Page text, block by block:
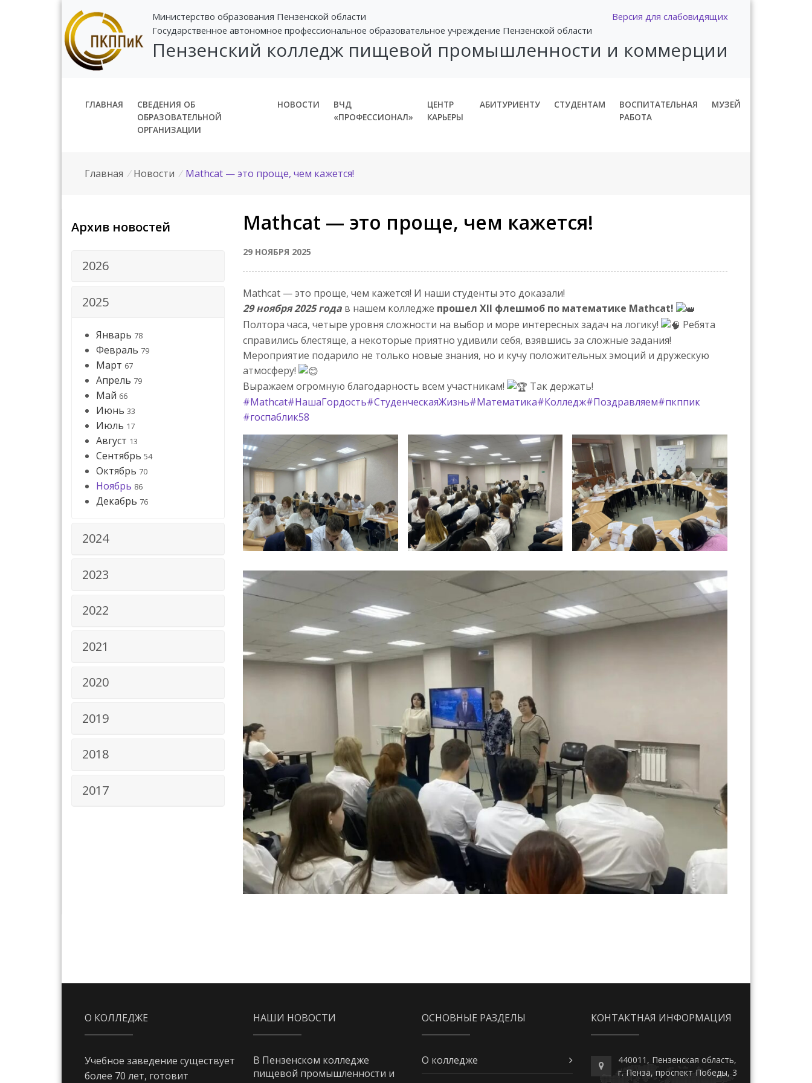
Версия для слабовидящих
Министерство образования Пензенской области
Государственное автономное профессиональное образовательное учреждение Пензенской области
Пензенский колледж пищевой промышленности и коммерции
ГЛАВНАЯ
СВЕДЕНИЯ ОБ
ОБРАЗОВАТЕЛЬНОЙ
ОРГАНИЗАЦИИ
НОВОСТИ
ВЧД
«ПРОФЕССИОНАЛ»
ЦЕНТР
КАРЬЕРЫ
АБИТУРИЕНТУ СТУДЕНТАМ
ВОСПИТАТЕЛЬНАЯ
РАБОТА
МУЗЕЙ
Главная / Новости / Mathcat — это проще, чем кажется!
Архив новостей
2026
2025
Январь 78
Февраль 79
Март 67
Апрель 79
Май 66
Июнь 33
Июль 17
Август 13
Сентябрь 54
Октябрь 70
Ноябрь 86
Декабрь 76
2024
2023
2022
2021
2020
2019
2018
2017
Mathcat — это проще, чем кажется!
29 НОЯБРЯ 2025
Mathcat — это проще, чем кажется! И наши студенты это доказали!
29 ноября 2025 года в нашем колледже прошел XII флешмоб по математике Mathcat!
Полтора часа, четыре уровня сложности на выбор и море интересных задач на логику!
Ребята
справились блестяще, а некоторые приятно удивили себя, взявшись за сложные задания!
Мероприятие подарило не только новые знания, но и кучу положительных эмоций и дружескую
атмосферу!
Выражаем огромную благодарность всем участникам!
Так держать!
#Mathcat#НашаГордость#СтуденческаяЖизнь#Математика#Колледж#Поздравляем#пкппик
#госпаблик58
О КОЛЛЕДЖЕ
Учебное заведение существует
более 70 лет, готовит
НАШИ НОВОСТИ
В Пензенском колледже
пищевой промышленности и
ОСНОВНЫЕ РАЗДЕЛЫ
О колледже
КОНТАКТНАЯ ИНФОРМАЦИЯ
440011, Пензенская область,
г. Пенза, проспект Победы, 3